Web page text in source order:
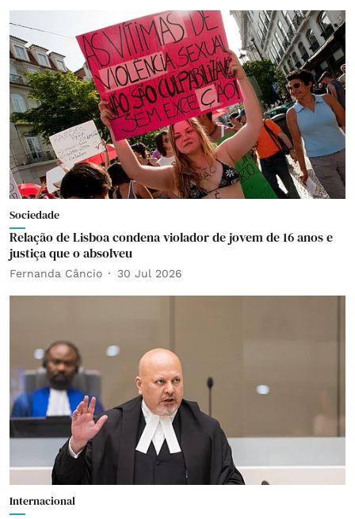
Sociedade
Relação de Lisboa condena violador de jovem de 16 anos e
justiça que o absolveu
Fernanda Câncio 30 Jul 2026
Internacional